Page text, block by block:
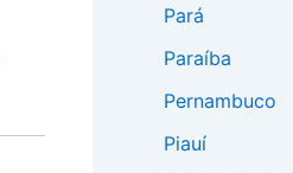
Pará
Paraíba
Pernambuco
Piauí